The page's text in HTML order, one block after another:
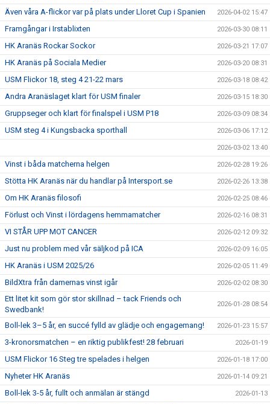
Även våra A-flickor var på plats under Lloret Cup i Spanien 2026-04-02 15:47
Framgångar i Irstablixten 2026-03-30 08:11
HK Aranäs Rockar Sockor 2026-03-21 17:07
HK Aranäs på Sociala Medier 2026-03-20 08:31
USM Flickor 18, steg 4 21-22 mars 2026-03-18 08:42
Andra Aranäslaget klart för USM finaler 2026-03-15 18:30
Gruppseger och klart för finalspel i USM P18 2026-03-09 08:34
USM steg 4 i Kungsbacka sporthall 2026-03-06 17:12
2026-03-02 13:40
Vinst i båda matcherna helgen 2026-02-28 19:26
Stötta HK Aranäs när du handlar på Intersport.se 2026-02-26 13:38
Om HK Aranäs filosofi 2026-02-25 08:46
Förlust och Vinst i lördagens hemmamatcher 2026-02-16 08:31
VI STÅR UPP MOT CANCER 2026-02-12 09:32
Just nu problem med vår säljkod på ICA 2026-02-09 16:05
HK Aranäs i USM 2025/26 2026-02-05 11:49
BildXtra från damernas vinst igår 2026-02-02 08:30
Ett litet kit som gör stor skillnad – tack Friends och
Swedbank!
2026-01-28 08:54
Boll-lek 3–5 år, en succé fylld av glädje och engagemang! 2026-01-23 15:57
3-kronorsmatchen – en riktig publikfest! 28 februari 2026-01-19
USM Flickor 16 Steg tre spelades i helgen 2026-01-18 17:00
Nyheter HK Aranäs 2026-01-14 09:21
Boll-lek 3-5 år, fullt och anmälan är stängd 2026-01-13